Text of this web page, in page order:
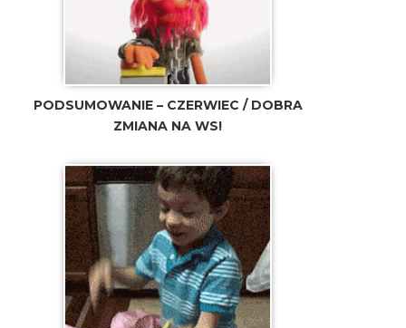
PODSUMOWANIE – CZERWIEC / DOBRA
ZMIANA NA WS!